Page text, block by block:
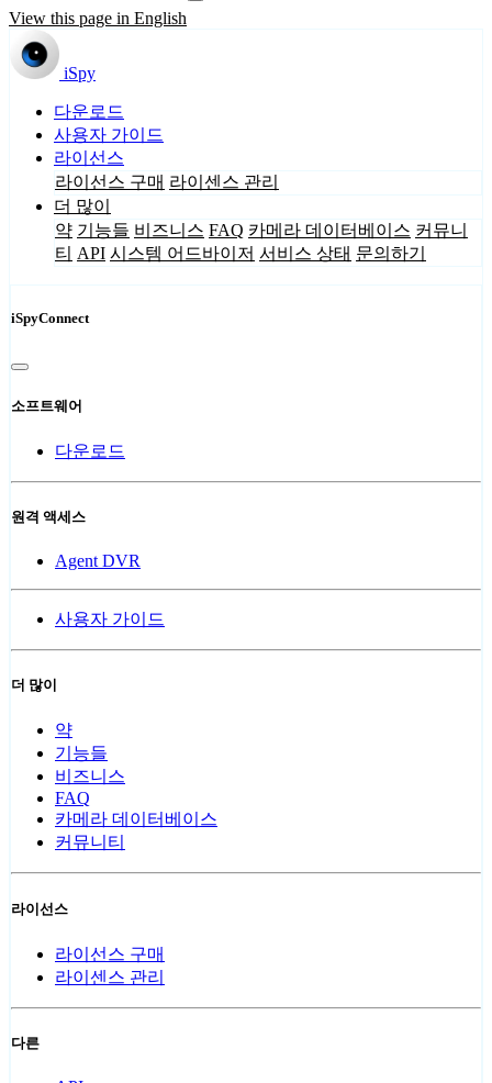
View this page in English
iSpy
다운로드
사용자 가이드
라이선스
라이선스 구매 라이센스 관리
더 많이
약 기능들 비즈니스 FAQ 카메라 데이터베이스 커뮤니
티 API 시스템 어드바이저 서비스 상태 문의하기
iSpyConnect
소프트웨어
다운로드
원격 액세스
Agent DVR
사용자 가이드
더 많이
약
기능들
비즈니스
FAQ
카메라 데이터베이스
커뮤니티
라이선스
라이선스 구매
라이센스 관리
다른